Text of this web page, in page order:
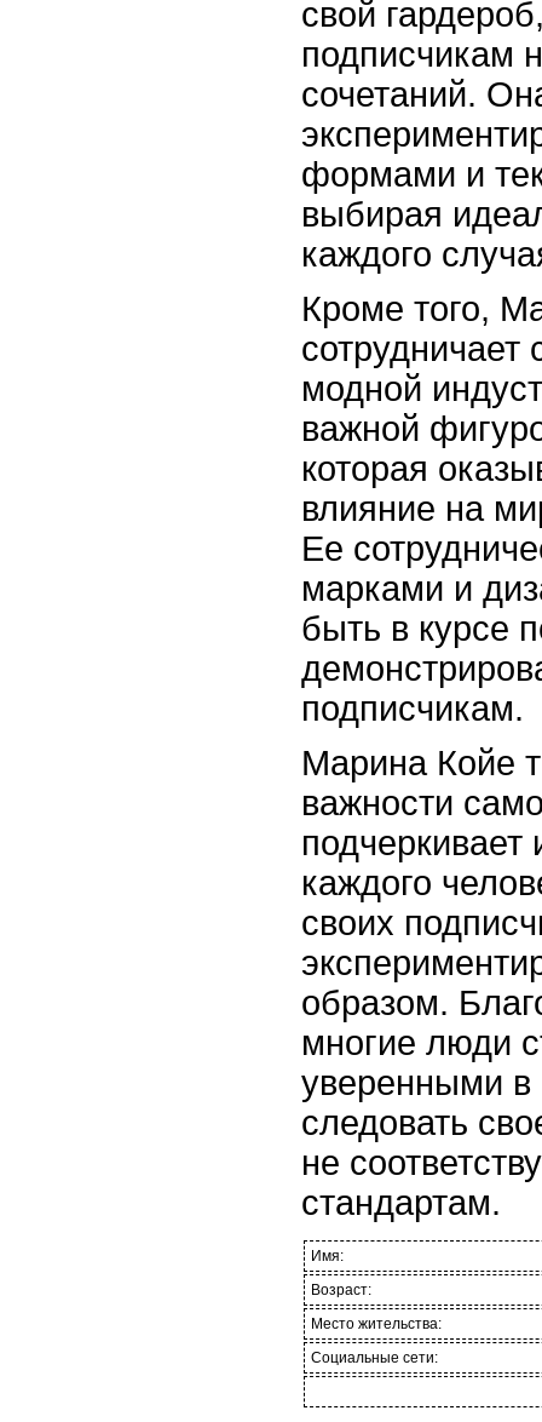
свой
подписчикам
сочетаний.
формами и
выбирая
каждого
Кроме того,
модной
важной
которая
влияние на
Ее
марками и
быть в курсе
подписчикам.
Марина Койе
важности
подчеркивает
каждого
своих
образом.
многие люди
уверенными в
следовать
не
стандартам.
Имя:
Возраст:
Место жительства:
Социальные сети: